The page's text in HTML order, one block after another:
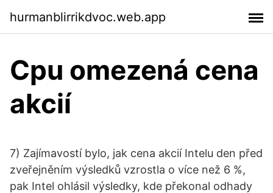
hurmanblirrikdvoc.web.app
Cpu omezená cena
akcií
7) Zajímavostí bylo, jak cena akcií Intelu den před
zveřejněním výsledků vzrostla o více než 6 %,
pak Intel ohlásil výsledky, kde překonal odhady